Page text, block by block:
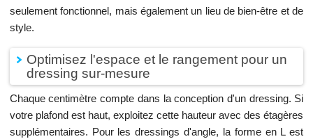
seulement fonctionnel, mais également un lieu de bien-être et de
style.
Optimisez l'espace et le rangement pour un
dressing sur-mesure
Chaque centimètre compte dans la conception d'un dressing. Si
votre plafond est haut, exploitez cette hauteur avec des étagères
supplémentaires. Pour les dressings d'angle, la forme en L est